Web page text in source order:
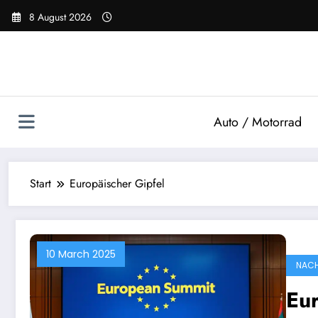
Zum
Inhalt
8 August 2026
Auto / Motorrad
Start Europäischer Gipfel
10 March 2025